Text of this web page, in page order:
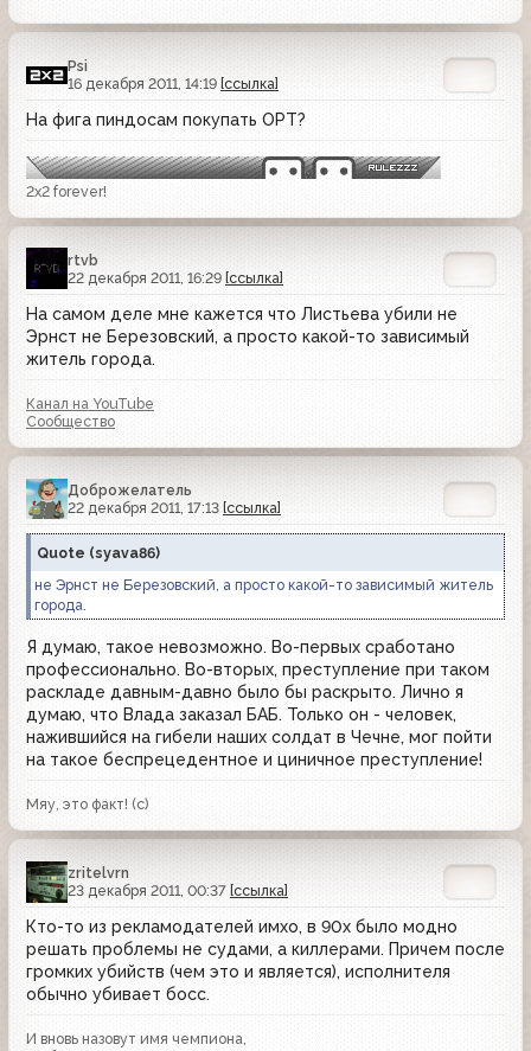
Psi
16 декабря 2011, 14:19 [ссылка]
На фига пиндосам покупать ОРТ?
2х2 forever!
rtvb
22 декабря 2011, 16:29 [ссылка]
На самом деле мне кажется что Листьева убили не
Эрнст не Березовский, а просто какой-то зависимый
житель города.
Канал на YouTube
Сообщество
Доброжелатель
22 декабря 2011, 17:13 [ссылка]
Quote (syava86)
не Эрнст не Березовский, а просто какой-то зависимый житель
города.
Я думаю, такое невозможно. Во-первых сработано
профессионально. Во-вторых, преступление при таком
раскладе давным-давно было бы раскрыто. Лично я
думаю, что Влада заказал БАБ. Только он - человек,
нажившийся на гибели наших солдат в Чечне, мог пойти
на такое беспрецедентное и циничное преступление!
Мяу, это факт! (с)
zritelvrn
23 декабря 2011, 00:37 [ссылка]
Кто-то из рекламодателей имхо, в 90х было модно
решать проблемы не судами, а киллерами. Причем после
громких убийств (чем это и является), исполнителя
обычно убивает босс.
И вновь назовут имя чемпиона,